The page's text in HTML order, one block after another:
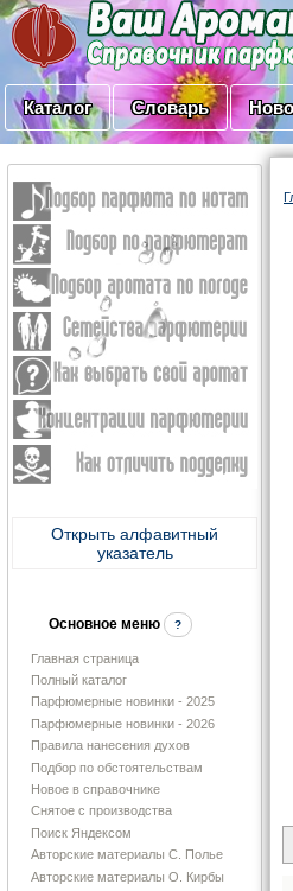
Каталог Словарь
Открыть алфавитный
указатель
Основное меню ?
Главная страница
Полный каталог
Парфюмерные новинки - 2025
Парфюмерные новинки - 2026
Правила нанесения духов
Подбор по обстоятельствам
Новое в справочнике
Снятое с производства
Поиск Яндексом
Авторские материалы С. Полье
Авторские материалы О. Кирбы